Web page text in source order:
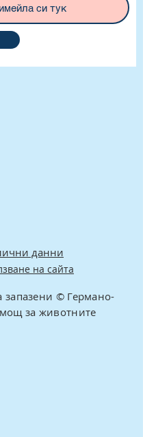
данни
на сайта
запазени © Германо-
за животните